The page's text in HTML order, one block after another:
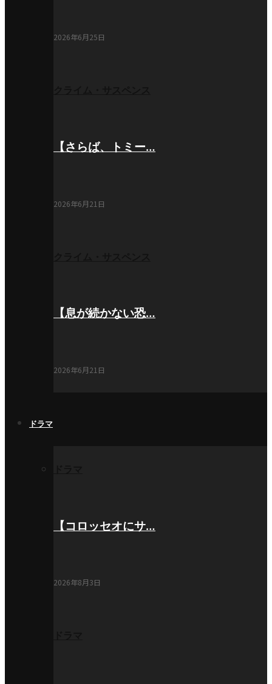
2026年6月25日
【さらば、トミー…
2026年6月21日
【息が続かない恐…
2026年6月21日
ドラマ
【コロッセオにサ…
2026年8月3日